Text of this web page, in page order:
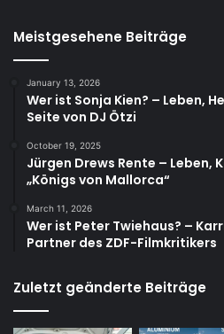
Meistgesehene Beiträge
January 13, 2026
Wer ist Sonja Kien? – Leben,
Seite von DJ Ötzi
October 19, 2025
Jürgen Drews Rente – Leben,
„Königs von Mallorca“
March 11, 2026
Wer ist Peter Twiehaus? –
Partner des ZDF-Filmkritikers
Zuletzt geänderte Beiträge